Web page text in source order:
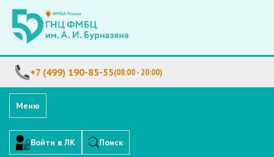
+7 (499) 190-85-55(08:00 - 20:00)
Меню
Войти в ЛК Поиск